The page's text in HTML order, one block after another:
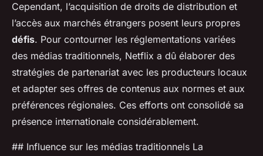
Cependant, l’acquisition de droits de distribution et
l’accès aux marchés étrangers posent leurs propres
défis. Pour contourner les réglementations variées
des médias traditionnels, Netflix a dû élaborer des
stratégies de partenariat avec les producteurs locaux
et adapter ses offres de contenus aux normes et aux
préférences régionales. Ces efforts ont consolidé sa
présence internationale considérablement.
## Influence sur les médias traditionnels La